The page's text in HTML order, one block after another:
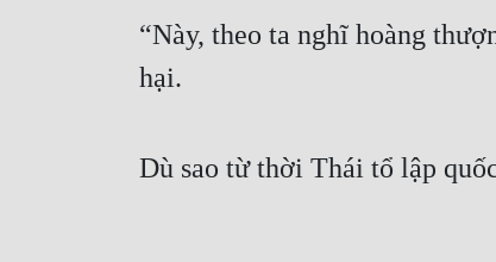
“Này, theo ta nghĩ hoàng
hại.
Dù sao từ thời Thái tổ lập